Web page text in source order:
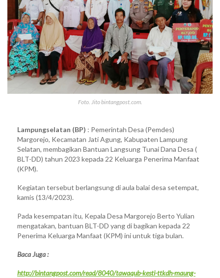
Foto. Jito bintangpost.com.
Lampungselatan (BP) : Pemerintah Desa (Pemdes)
Margorejo, Kecamatan Jati Agung, Kabupaten Lampung
Selatan, membagikan Bantuan Langsung Tunai Dana Desa (
BLT-DD) tahun 2023 kepada 22 Keluarga Penerima Manfaat
(KPM).
Kegiatan tersebut berlangsung di aula balai desa setempat,
kamis (13/4/2023).
Pada kesempatan itu, Kepala Desa Margorejo Berto Yulian
mengatakan, bantuan BLT-DD yang di bagikan kepada 22
Penerima Keluarga Manfaat (KPM) ini untuk tiga bulan.
Baca Juga :
http://bintangpost.com/read/8040/tawaqub-kesti-ttkdh-maung-